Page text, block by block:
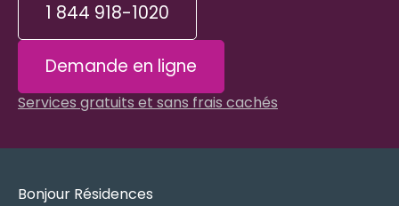
1 844 918-1020
Demande en ligne
Services gratuits et sans frais cachés
Bonjour Résidences